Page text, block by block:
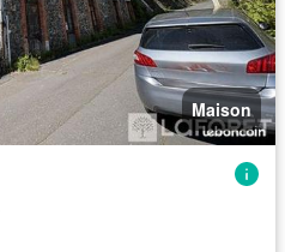
Maison